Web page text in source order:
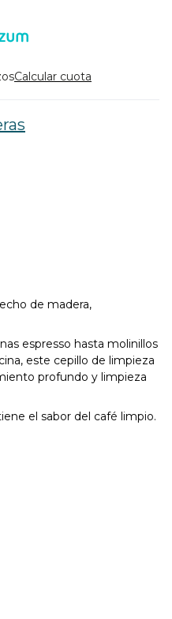
Calcular cuota
de madera,
espresso hasta molinillos
este cepillo de limpieza
profundo y limpieza
el sabor del café limpio.